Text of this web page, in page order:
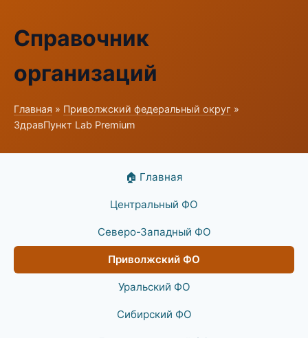
Справочник
организаций
Главная » Приволжский федеральный округ »
ЗдравПункт Lab Premium
🏠 Главная
Центральный ФО
Северо-Западный ФО
Приволжский ФО
Уральский ФО
Сибирский ФО